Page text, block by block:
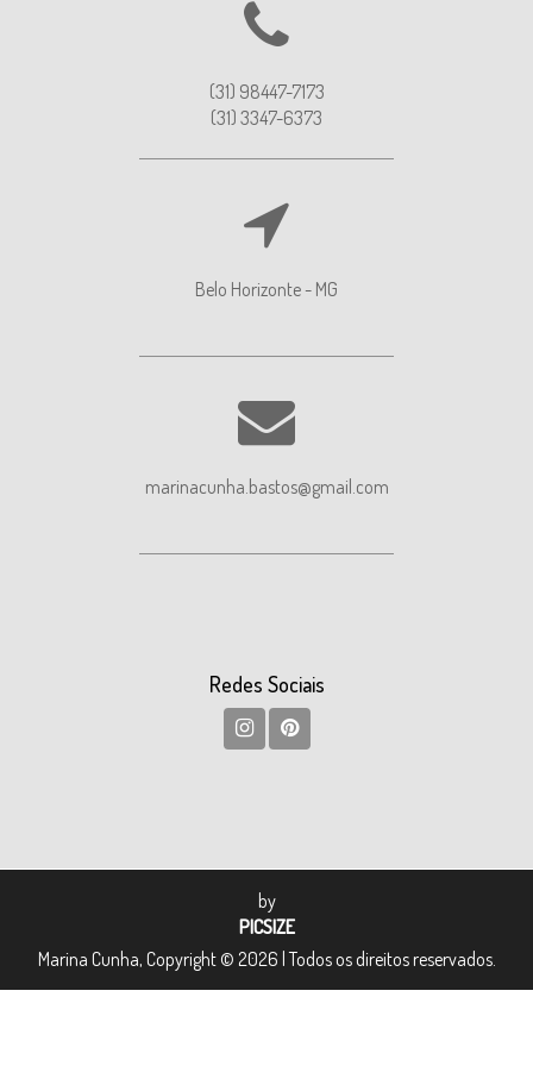
(31) 98447-7173
(31) 3347-6373
Belo Horizonte - MG
marinacunha.bastos@gmail.com
Redes Sociais
by
PICSIZE
Marina Cunha, Copyright © 2026 | Todos os direitos reservados.